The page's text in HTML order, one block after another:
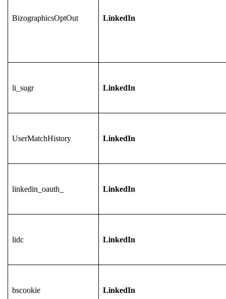
BizographicsOptOut LinkedIn
li_sugr LinkedIn
UserMatchHistory LinkedIn
linkedin_oauth_ LinkedIn
lidc LinkedIn
bscookie LinkedIn